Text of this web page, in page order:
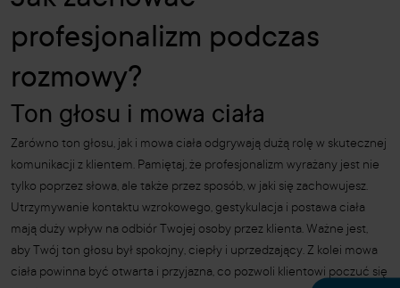
profesjonalizm podczas
rozmowy?
Ton głosu i mowa ciała
Zarówno ton głosu, jak i mowa ciała odgrywają dużą rolę w skutecznej
komunikacji z klientem. Pamiętaj, że profesjonalizm wyrażany jest nie
tylko poprzez słowa, ale także przez sposób, w jaki się zachowujesz.
Utrzymywanie kontaktu wzrokowego, gestykulacja i postawa ciała
mają duży wpływ na odbiór Twojej osoby przez klienta. Ważne jest,
aby Twój ton głosu był spokojny, ciepły i uprzedzający. Z kolei mowa
ciała powinna być otwarta i przyjazna, co pozwoli klientowi poczuć się